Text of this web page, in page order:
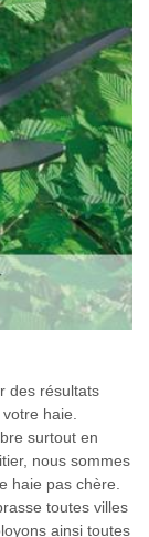
des résultats
haie.
surtout en
nous sommes
haie pas chère.
toutes villes
ainsi toutes